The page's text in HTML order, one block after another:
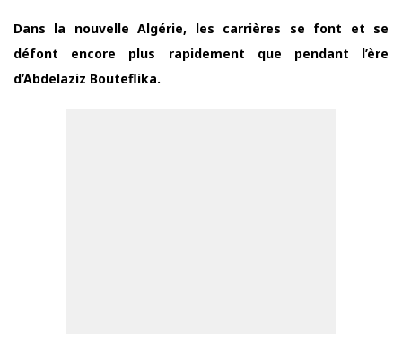
Dans la nouvelle Algérie, les carrières se font et se
défont encore plus rapidement que pendant l’ère
d’Abdelaziz Bouteflika.